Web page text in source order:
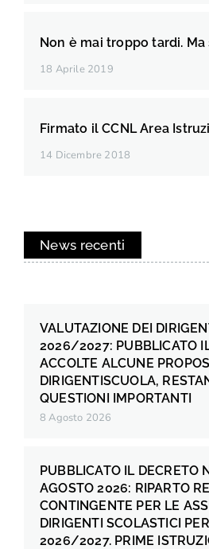
Non è mai troppo tardi. Ma
18 Aprile 2019
Firmato il CCNL Area
14 Dicembre 2018
News recenti
VALUTAZIONE DEI
2026/2027: PUBBLICATO
ACCOLTE ALCUNE
DIRIGENTISCUOLA,
QUESTIONI IMPORTANTI
8 Agosto 2026
PUBBLICATO IL DECRETO
AGOSTO 2026: RIPARTO
CONTINGENTE PER LE
DIRIGENTI SCOLASTICI PER
2026/2027. PRIME